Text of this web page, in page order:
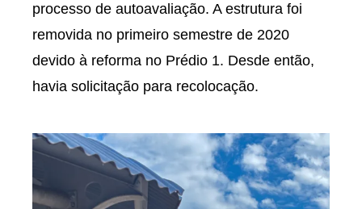
processo de autoavaliação. A estrutura foi
removida no primeiro semestre de 2020
devido à reforma no Prédio 1. Desde então,
havia solicitação para recolocação.